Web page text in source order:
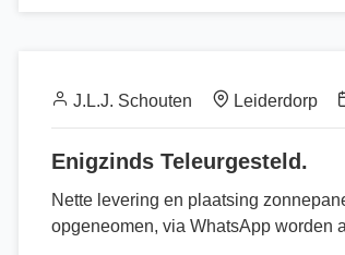
J.L.J. Schouten Leiderdorp
Enigzinds Teleurgesteld.
Nette levering en plaatsing
opgeneomen, via WhatsApp worden